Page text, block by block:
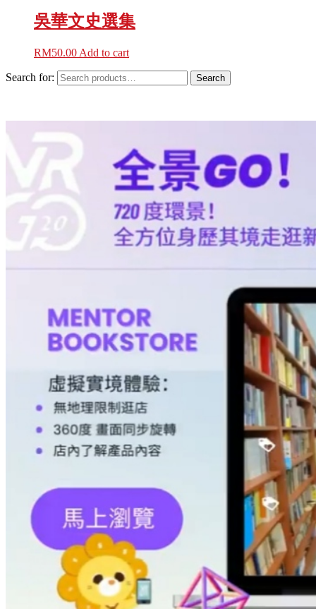
吳華文史選集
RM50.00 Add to cart
Search for: Search